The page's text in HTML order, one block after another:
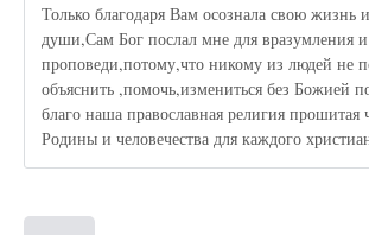
Только благодаря Вам осознала свою жизнь
души,Сам Бог послал мне для вразумления
проповеди,потому,что никому из людей не
объяснить ,помочь,измениться без Божией
благо наша православная религия прошитая
Родины и человечества для каждого